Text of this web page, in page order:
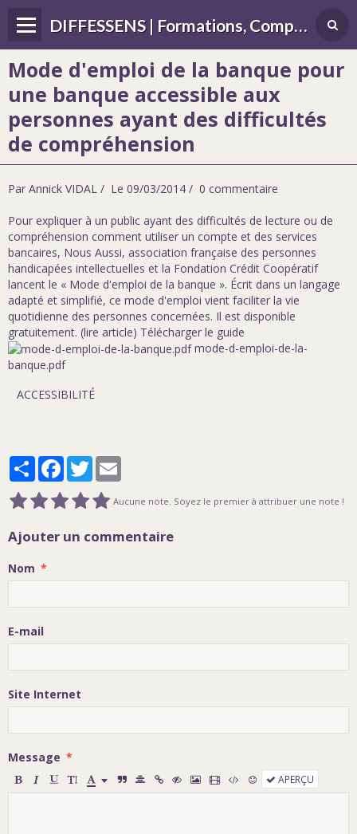
DIFFESSENS | Formations, Compétences, Différences, handicap, sensoriel
Mode d'emploi de la banque pour
une banque accessible aux
personnes ayant des difficultés
de compréhension
Par Annick VIDAL Le 09/03/2014 0 commentaire
Pour expliquer à un public ayant des difficultés de lecture ou de
compréhension comment utiliser un compte et des services
bancaires, Nous Aussi, association française des personnes
handicapées intellectuelles et la Fondation Crédit Coopératif
lancent le « Mode d'emploi de la banque ». Écrit dans un langage
adapté et simplifié, ce mode d'emploi vient faciliter la vie
quotidienne des personnes concernées. Il est disponible
gratuitement. (lire article) Télécharger le guide
mode-d-emploi-de-la-
banque.pdf
ACCESSIBILITÉ
PartagerFacebook
Twitter
Aucune note. Soyez le premier à attribuer une note !
Ajouter un commentaire
Nom
E-mail
Site Internet
Message
APERÇU